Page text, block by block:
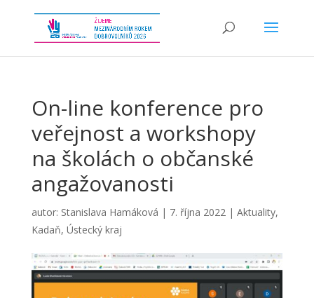
On-line konference pro
veřejnost a workshopy
na školách o občanské
angažovanosti
autor: Stanislava Hamáková | 7. října 2022| Aktuality,
Kadaň, Ústecký kraj